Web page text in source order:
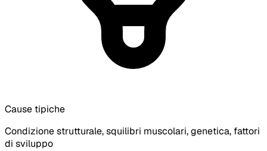
Cause tipiche
Condizione strutturale, squilibri muscolari, genetica, fattori
di sviluppo